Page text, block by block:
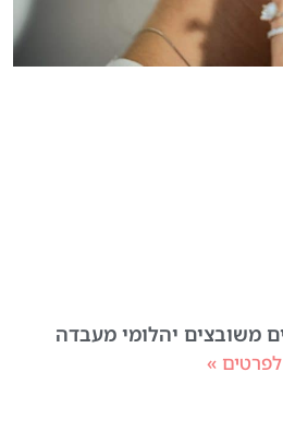
משובצים יהלומי מעבדה
לפרטים »